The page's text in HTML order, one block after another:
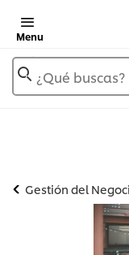
Menu
¿Qué buscas?
Gestión del